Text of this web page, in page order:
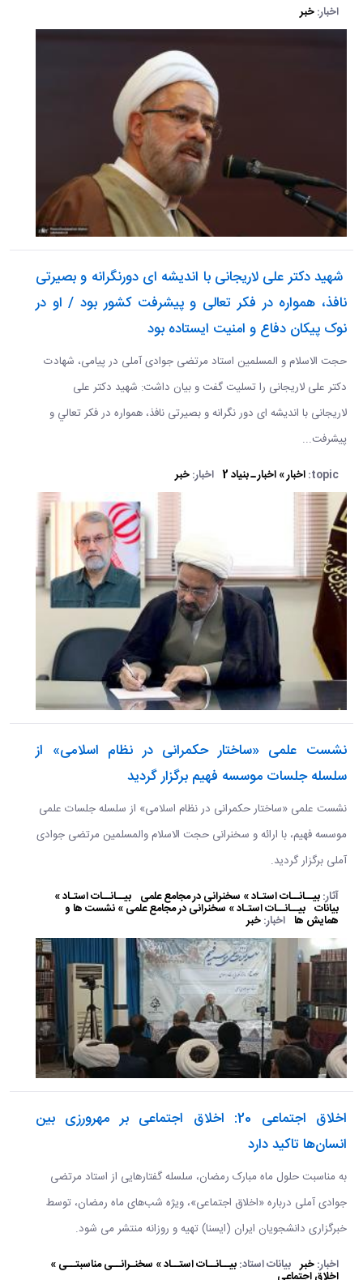
اخبار:خبر
شهید دکتر علی لاریجانی با اندیشه ای دورنگرانه و بصیرتی
نافذ، همواره در فکر تعالی و پیشرفت کشور بود / او در
نوک پیکان دفاع و امنیت ایستاده بود
حجت الاسلام و المسلمین استاد مرتضی جوادی آملی در پیامی، شهادت
دکتر علی لاریجانی را تسلیت گفت و بیان داشت: شهید دکتر علی
لاریجانی با انديشه ای دور نگرانه و بصیرتی نافذ، همواره در فکر تعالي و
پیشرفت...
topic: اخبار » اخبار ـ بنیاد 2 اخبار:خبر
نشست علمی «ساختار حکمرانی در نظام اسلامی» از
سلسله جلسات موسسه فهیم برگزار گردید
نشست علمی «ساختار حکمرانی در نظام اسلامی» از سلسله جلسات علمی
موسسه فهیم، با ارائه و سخنرانی حجت الاسلام والمسلمین مرتضی جوادی
آملی برگزار گردید.
آثار:بیــانــات استـاد » سخنرانی در مجامع علمی بیــانــات استـاد »
بیانات بیــانــات استـاد » سخنرانی در مجامع علمی » نشست ها و
همایش ها اخبار:خبر
اخلاق اجتماعی 20: اخلاق اجتماعی بر مهرورزی بین
انسان‌ها تاکید دارد
به مناسبت حلول ماه مبارک رمضان، سلسله گفتارهایی از استاد مرتضی
جوادی آملی درباره «اخلاق اجتماعی»، ویژه شب‌های ماه رمضان، توسط
خبرگزاری دانشجویان ایران (ایسنا) تهیه و روزانه منتشر می شود.
اخبار:خبر بیانات استاد:بیــانــات استــاد » سخنـرانــی مناسبتــی »
اخلاق اجتماعی